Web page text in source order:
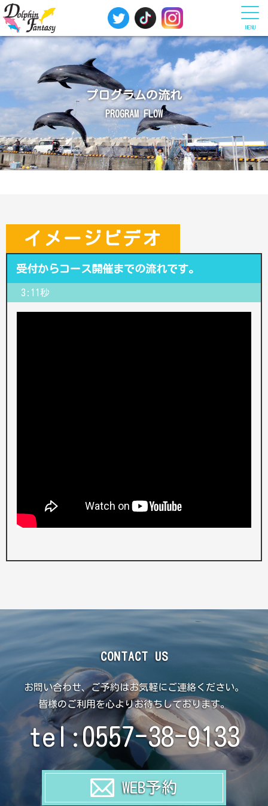
MENU
プログラムの流れ
PROGRAM FLOW
イメージビデオ
受付からコース開催までの流れです。
3:11秒
CONTACT US
お問い合わせ、ご予約はお気軽にご連絡ください。
皆様のご利用を心よりお待ちしております。
tel:0557-38-9133
WEB予約